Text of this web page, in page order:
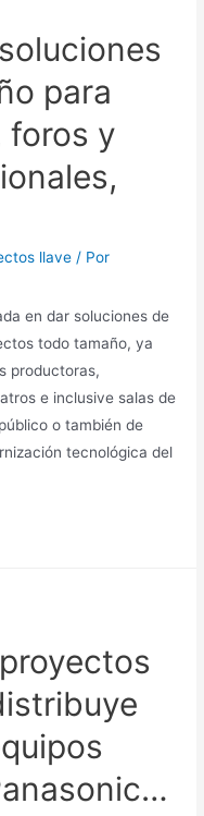
para
foros y
llave / Por
en dar soluciones de
todo tamaño, ya
productoras,
e inclusive salas de
o también de
tecnológica del